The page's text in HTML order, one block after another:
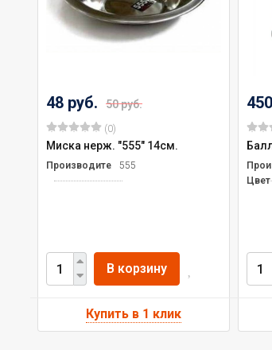
48 руб. 50 руб.
(0)
Миска нерж. "555" 14см.
Производитель555
В корзину
Цвет